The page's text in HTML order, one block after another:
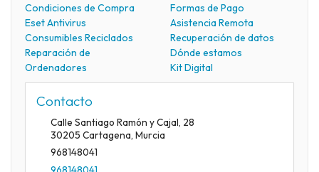
Condiciones de Compra
Formas de Pago
Eset Antivirus
Asistencia Remota
Consumibles Reciclados
Recuperación de datos
Reparación de
Ordenadores
Dónde estamos
Kit Digital
Contacto
Calle Santiago Ramón y Cajal, 28
30205 Cartagena, Murcia
968148041